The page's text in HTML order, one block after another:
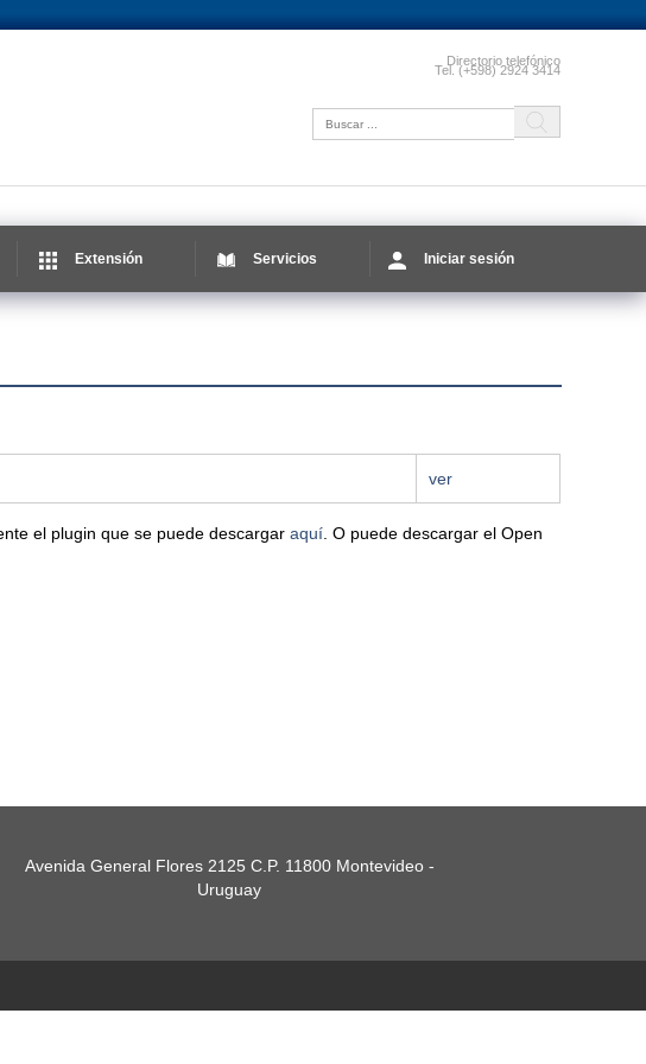
Directorio telefónico
Tel. (+598) 2924 3414
Extensión Servicios Iniciar sesión
ver
el plugin que se puede descargaraquí . O puede descargar el Open
Avenida General Flores 2125 C.P. 11800 Montevideo -
Uruguay